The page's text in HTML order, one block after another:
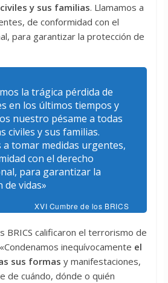
y sus familias. Llamamos a
de conformidad con el
para garantizar la protección de
la trágica pérdida de
en los últimos tiempos y
nuestro pésame a todas
civiles y sus familias.
a tomar medidas urgentes,
con el derecho
para garantizar la
de vidas»
XVI Cumbre de los BRICS
BRICS calificaron el terrorismo de
inequívocamente el
sus formas y manifestaciones,
de cuándo, dónde o quién